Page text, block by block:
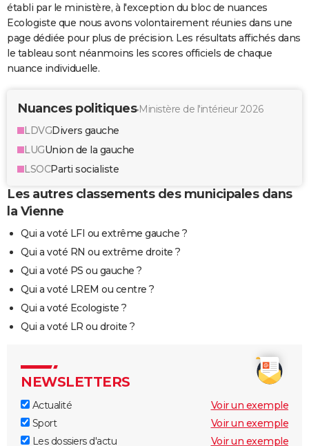
établi par le ministère, à l'exception du bloc de nuances
Ecologiste que nous avons volontairement réunies dans une
page dédiée pour plus de précision. Les résultats affichés dans
le tableau sont néanmoins les scores officiels de chaque
nuance individuelle.
Nuances politiques Ministère de l'intérieur 2026
LDVGDivers gauche
LUGUnion de la gauche
LSOCParti socialiste
Les autres classements des municipales dans
la Vienne
Qui a voté LFI ou extrême gauche ?
Qui a voté RN ou extrême droite ?
Qui a voté PS ou gauche ?
Qui a voté LREM ou centre ?
Qui a voté Ecologiste ?
Qui a voté LR ou droite ?
NEWSLETTERS
Actualité
Voir un exemple
Sport
Voir un exemple
Les dossiers d'actu
Voir un exemple